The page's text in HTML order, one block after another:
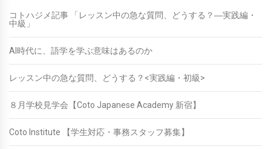
コトハジメ記事 「レッスン中の急な質問、どうする？―実践編・
中級」
AI時代に、語学を学ぶ意味はあるのか
レッスン中の急な質問、どうする？<実践編・初級>
８月学校見学会【Coto Japanese Academy 新宿】
Coto Institute 【学生対応・事務スタッフ募集】